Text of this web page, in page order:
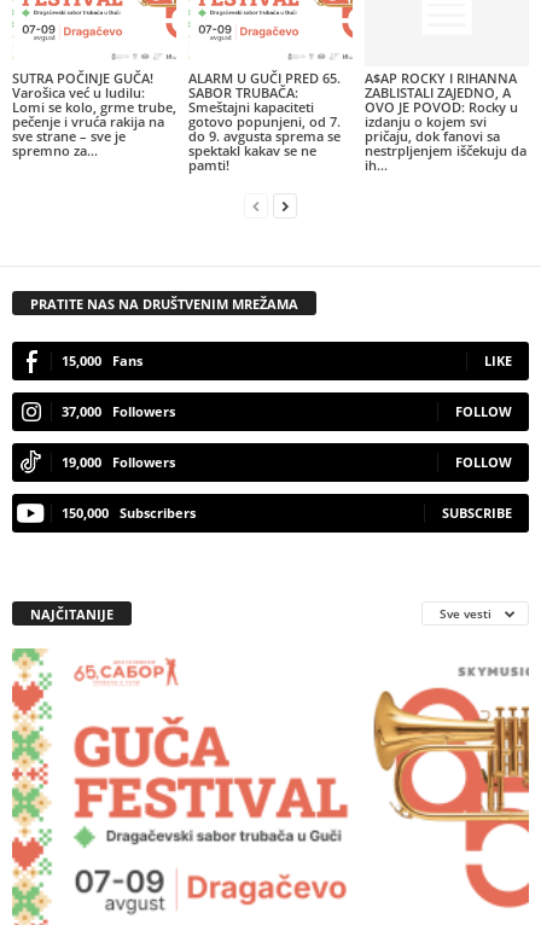
SUTRA POČINJE GUČA!
Varošica već u ludilu:
Lomi se kolo, grme trube,
pečenje i vruća rakija na
sve strane – sve je
spremno za...
ALARM U GUČI PRED 65.
SABOR TRUBAČA:
Smeštajni kapaciteti
gotovo popunjeni, od 7.
do 9. avgusta sprema se
spektakl kakav se ne
pamti!
A$AP ROCKY I RIHANNA
ZABLISTALI ZAJEDNO, A
OVO JE POVOD: Rocky u
izdanju o kojem svi
pričaju, dok fanovi sa
nestrpljenjem iščekuju da
ih...
PRATITE NAS NA DRUŠTVENIM MREŽAMA
15,000 Fans LIKE
37,000 Followers FOLLOW
19,000 Followers FOLLOW
150,000 Subscribers SUBSCRIBE
NAJČITANIJE Sve vesti